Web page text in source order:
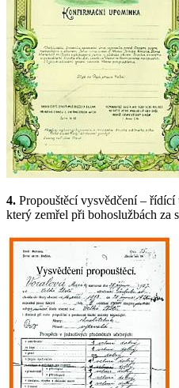
4. Propouštěcí vysvědčení –
který zemřel při bohoslužbách za